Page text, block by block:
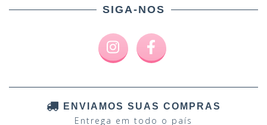
SIGA-NOS
ENVIAMOS SUAS COMPRAS
Entrega em todo o país